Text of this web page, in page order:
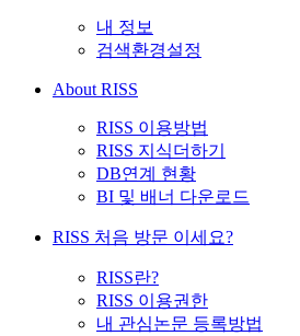
내 정보
검색환경설정
About RISS
RISS 이용방법
RISS 지식더하기
DB연계 현황
BI 및 배너 다운로드
RISS 처음 방문 이세요?
RISS란?
RISS 이용권한
내 관심논문 등록방법